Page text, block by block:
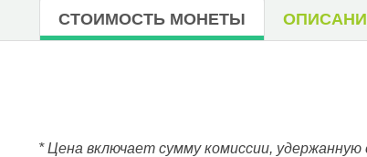
СТОИМОСТЬ МОНЕТЫ
* Цена включает сумму комиссии, удержанную